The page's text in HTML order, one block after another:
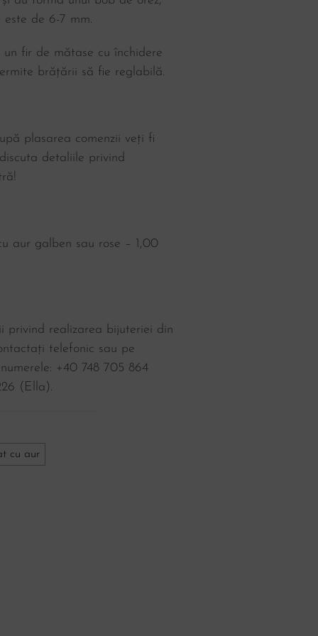
este de 6-7 mm.
un fir de mătase cu închidere
brățării să fie reglabilă.
plasarea comenzii veți fi
detaliile privind
aur galben sau rose – 1,00
privind realizarea bijuteriei din
telefonic sau pe
+40 748 705 864
(Ella).
cu aur